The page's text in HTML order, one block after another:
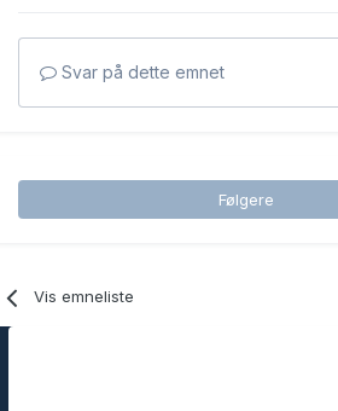
Svar på dette emnet
Følgere
Vis emneliste